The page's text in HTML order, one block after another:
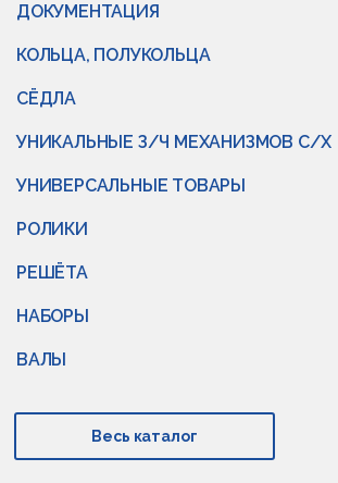
ДОКУМЕНТАЦИЯ
КОЛЬЦА, ПОЛУКОЛЬЦА
СЁДЛА
УНИКАЛЬНЫЕ З/Ч МЕХАНИЗМОВ С/Х
УНИВЕРСАЛЬНЫЕ ТОВАРЫ
РОЛИКИ
РЕШЁТА
НАБОРЫ
ВАЛЫ
Весь каталог